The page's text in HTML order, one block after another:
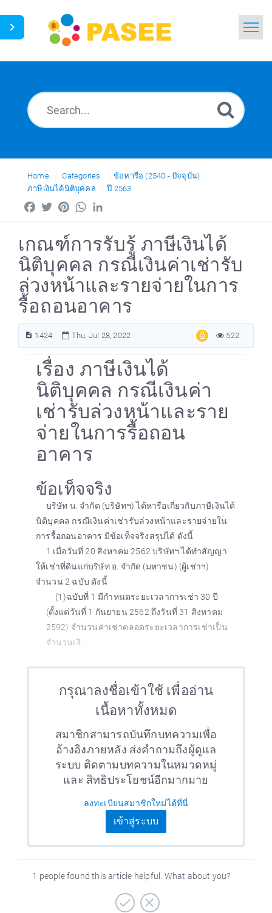
News
Ask a Question
Home Categories
ข้อหารือ (2540 - ปัจจุบัน)
ภาษีเงินได้นิติบุคคล
ปี 2563
FacebookTwitterPinterestWhatsApp
เกณฑ์การรับรู้ ภาษีเงินได้
นิติบุคคล กรณีเงินค่าเช่ารับ
ล่วงหน้าและรายจ่ายในการ
รื้อถอนอาคาร
1424 Thu, Jul 28, 2022 522
เรื่อง ภาษีเงินได้
นิติบุคคล กรณีเงินค่า
เช่ารับล่วงหน้าและราย
จ่ายในการรื้อถอน
อาคาร
ข้อเท็จจริง
บริษัท น. จำกัด (บริษัทฯ) ได้หารือเกี่ยวกับภาษีเงินได้
นิติบุคคล กรณีเงินค่าเช่ารับล่วงหน้าและรายจ่ายใน
การรื้อถอนอาคาร มีข้อเท็จจริงสรุปได้ ดังนี้
1.เมื่อวันที่ 20 สิงหาคม 2562 บริษัทฯ ได้ทำสัญญา
ให้เช่าที่ดินแก่บริษัท อ. จำกัด (มหาชน) (ผู้เช่าฯ)
จำนวน 2 ฉบับ ดังนี้
(1)ฉบับที่ 1 มีกำหนดระยะเวลาการเช่า 30 ปี
(ตั้งแต่วันที่ 1 กันยายน 2562 ถึงวันที่ 31 สิงหาคม
2592) จำนวนค่าเช่าตลอดระยะเวลาการเช่าเป็น
จำนวนเงิ...
กรุณาลงชื่อเข้าใช้ เพื่ออ่าน
เนื้อหาทั้งหมด
สมาชิกสามารถบันทึกบทความเพื่อ
อ้างอิงภายหลัง ส่งคำถามถึงผู้ดูแล
ระบบ ติดตามบทความในหมวดหมู่
และ สิทธิประโยชน์อีกมากมาย
ลงทะเบียนสมาชิกใหม่ได้ที่นี่
เข้าสู่ระบบ
1 people found this article helpful. What about you?